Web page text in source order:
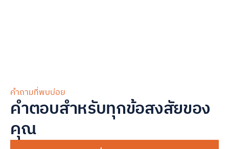
คำถามที่พบบ่อย
คำตอบสำหรับทุกข้อสงสัยของ
คุณ